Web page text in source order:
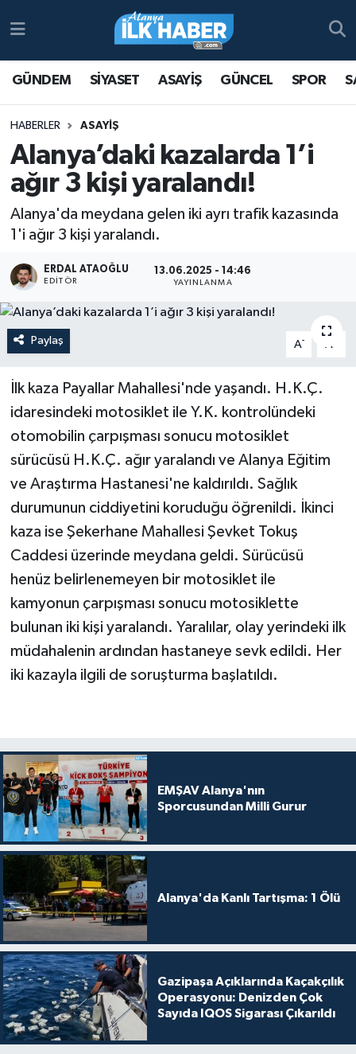
GÜNDEM SİYASET ASAYİŞ GÜNCEL SPOR
HABERLER ASAYİŞ
Alanya’daki kazalarda 1’i
ağır 3 kişi yaralandı!
Alanya'da meydana gelen iki ayrı trafik kazasında
1'i ağır 3 kişi yaralandı.
ERDAL ATAOĞLU
EDITÖR
13.06.2025 - 14:46
YAYINLANMA
Paylaş A- A
İlk kaza Payallar Mahallesi'nde yaşandı. H.K.Ç.
idaresindeki motosiklet ile Y.K. kontrolündeki
otomobilin çarpışması sonucu motosiklet
sürücüsü H.K.Ç. ağır yaralandı ve Alanya Eğitim
ve Araştırma Hastanesi'ne kaldırıldı. Sağlık
durumunun ciddiyetini koruduğu öğrenildi. İkinci
kaza ise Şekerhane Mahallesi Şevket Tokuş
Caddesi üzerinde meydana geldi. Sürücüsü
henüz belirlenemeyen bir motosiklet ile
kamyonun çarpışması sonucu motosiklette
bulunan iki kişi yaralandı. Yaralılar, olay yerindeki ilk
müdahalenin ardından hastaneye sevk edildi. Her
iki kazayla ilgili de soruşturma başlatıldı.
EMŞAV Alanya'nın
Sporcusundan Milli Gurur
Alanya'da Kanlı Tartışma: 1 Ölü
Gazipaşa Açıklarında Kaçakçılık
Operasyonu: Denizden Çok
Sayıda IQOS Sigarası Çıkarıldı
Antalya Nöbetçi Eczaneler
Antalya Namaz Vakitleri
Antalya Trafik Yoğunluk Haritası
Süper Lig Puan Durumu ve Fikstür
Tüm Manşetler
Haber Arşivi